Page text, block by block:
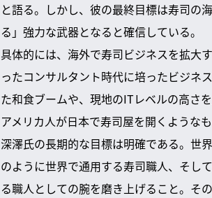
と語る。しかし、彼の最終目標は寿司の
る」強力な武器となると確信している。
具体的には、海外で寿司ビジネスを拡大
ったコンサルタント時代に培ったビジネ
た和食ブームや、現地のITレベルの高さ
アメリカ人が日本で寿司屋を開くような
深澤氏の長期的な目標は明確である。世
のように世界で通用する寿司職人、そし
る職人としての腕を磨き上げること。そ